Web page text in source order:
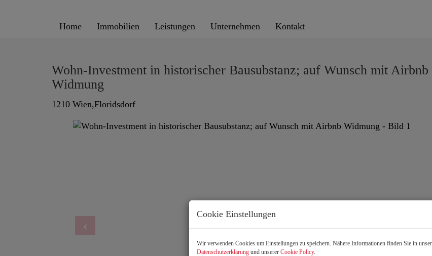
Home Immobilien Leistungen Unternehmen Kontakt
Wohn-Investment in historischer Bausubstanz; auf Wunsch mit Airbnb
Widmung
1210 Wien,Floridsdorf
Cookie Einstellungen
Wir verwenden Cookies um Einstellungen zu speichern. Nähere Informationen finden Sie in
Datenschutzerklärung und unserer Cookie Policy.